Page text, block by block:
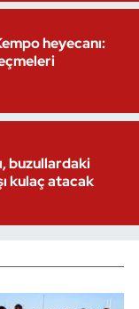
heyecanı:
buzullardaki
kulaç atacak